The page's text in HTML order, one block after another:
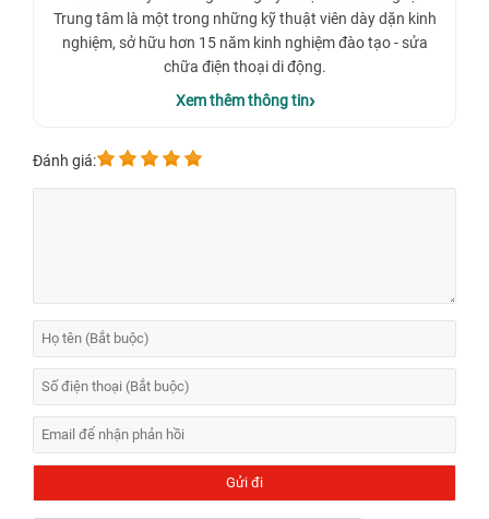
Trung tâm là một trong những kỹ thuật viên dày dặn kinh
nghiệm, sở hữu hơn 15 năm kinh nghiệm đào tạo - sửa
chữa điện thoại di động.
Xem thêm thông tin
Đánh giá: